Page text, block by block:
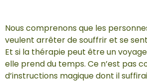
Nous comprenons que les
veulent arrêter de souffrir et se
Et si la thérapie peut être un
elle prend du temps. Ce n’est pas
d’instructions magique dont il